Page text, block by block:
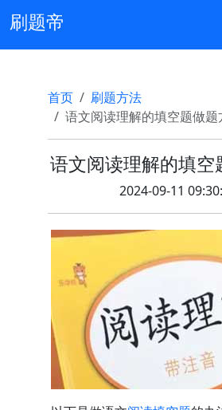
刷题帝
首页
刷题方法
语文阅读理解的填空题做题
语文阅读理解的填空
2024-09-11